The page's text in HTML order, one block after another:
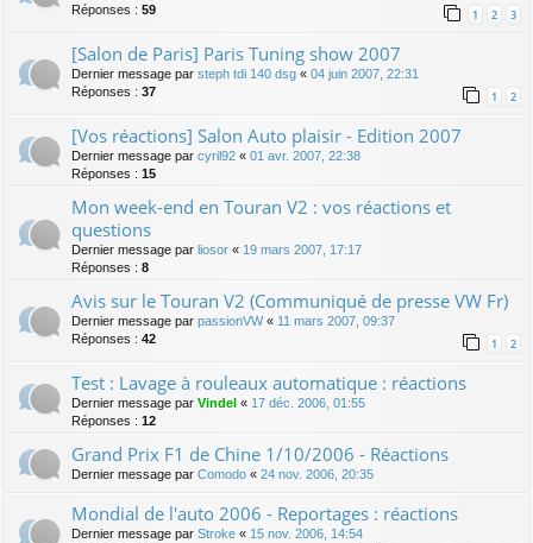
Réponses : 59 1 2 3
[Salon de Paris] Paris Tuning show 2007
Dernier message par steph tdi 140 dsg « 04 juin 2007, 22:31
Réponses : 37 1 2
[Vos réactions] Salon Auto plaisir - Edition 2007
Dernier message par cyril92 « 01 avr. 2007, 22:38
Réponses : 15
Mon week-end en Touran V2 : vos réactions et
questions
Dernier message par liosor « 19 mars 2007, 17:17
Réponses : 8
Avis sur le Touran V2 (Communiqué de presse VW Fr)
Dernier message par passionVW« 11 mars 2007, 09:37
Réponses : 42 1 2
Test : Lavage à rouleaux automatique : réactions
Dernier message par Vindel « 17 déc. 2006, 01:55
Réponses : 12
Grand Prix F1 de Chine 1/10/2006 - Réactions
Dernier message par Comodo « 24 nov. 2006, 20:35
Mondial de l'auto 2006 - Reportages : réactions
Dernier message par Stroke « 15 nov. 2006, 14:54